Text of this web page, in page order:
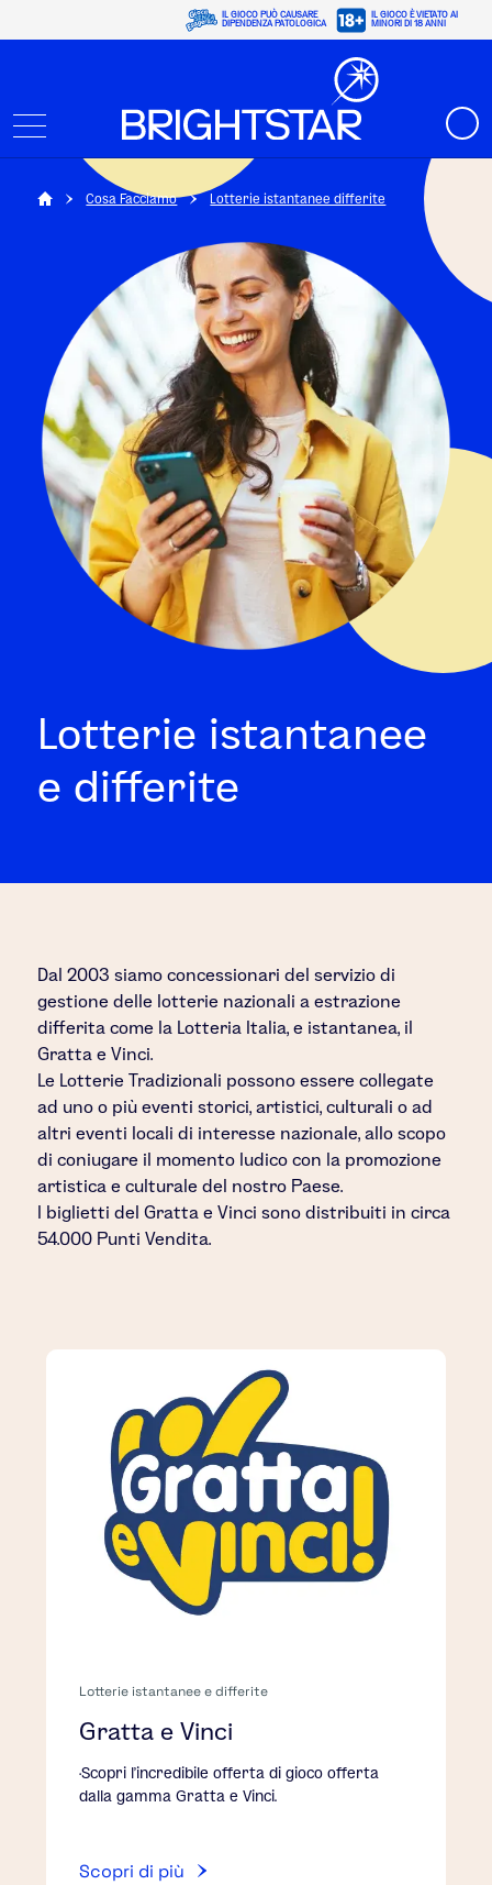
IL GIOCO PUÒ CAUSARE
DIPENDENZA PATOLOGICA
IL GIOCO È VIETATO AI
MINORI DI 18 ANNI
Cosa Facciamo Lotterie istantanee differite
Lotterie istantanee
e differite
Dal 2003 siamo concessionari del servizio di
gestione delle lotterie nazionali a estrazione
differita come la Lotteria Italia, e istantanea, il
Gratta e Vinci.
Le Lotterie Tradizionali possono essere collegate
ad uno o più eventi storici, artistici, culturali o ad
altri eventi locali di interesse nazionale, allo scopo
di coniugare il momento ludico con la promozione
artistica e culturale del nostro Paese.
I biglietti del Gratta e Vinci sono distribuiti in circa
54.000 Punti Vendita.
Lotterie istantanee e differite
Gratta e Vinci
·Scopri l’incredibile offerta di gioco offerta
dalla gamma Gratta e Vinci.
Scopri di più